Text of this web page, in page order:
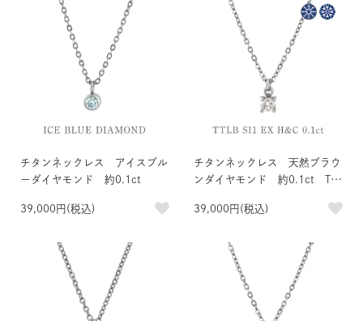
チタンネックレス アイスブル
ーダイヤモンド 約0.1ct
39,000円(税込)
チタンネックレス 天然ブラウ
ンダイヤモンド 約0.1ct TTL
39,000円(税込)